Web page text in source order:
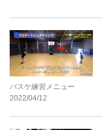
バスケ練習メニュー
2022/04/12